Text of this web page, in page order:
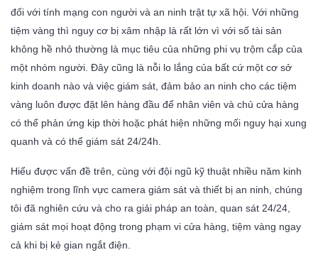
đối với tính mạng con người và an ninh trật tự xã hội. Với những
tiệm vàng thì nguy cơ bị xâm nhập là rất lớn vì với số tài sản
không hề nhỏ thường là mục tiêu của những phi vụ trộm cắp của
một nhóm người. Đây cũng là nỗi lo lắng của bất cứ một cơ sở
kinh doanh nào và việc giám sát, đảm bảo an ninh cho các tiệm
vàng luôn được đặt lên hàng đầu để nhân viên và chủ cửa hàng
có thể phản ứng kịp thời hoặc phát hiện những mối nguy hại xung
quanh và có thể giám sát 24/24h.
Hiểu được vấn đề trên, cùng với đội ngũ kỹ thuật nhiều năm kinh
nghiệm trong lĩnh vực camera giám sát và thiết bị an ninh, chúng
tôi đã nghiên cứu và cho ra giải pháp an toàn, quan sát 24/24,
giám sát mọi hoạt động trong phạm vi cửa hàng, tiệm vàng ngay
cả khi bị kẻ gian ngắt điện.